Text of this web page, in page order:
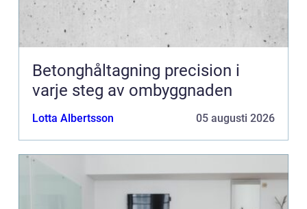
Betonghåltagning precision i
varje steg av ombyggnaden
Lotta Albertsson 05 augusti 2026